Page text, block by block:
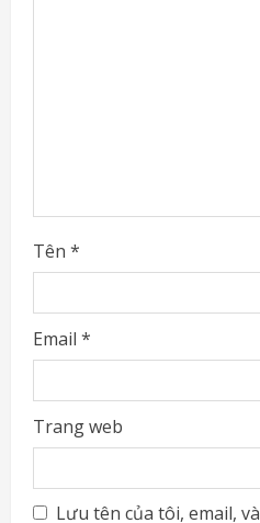
Tên *
Email *
Trang web
Lưu tên của tôi, email,